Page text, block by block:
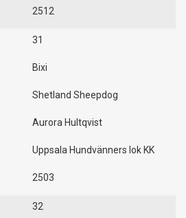
2512
31
Bixi
Shetland Sheepdog
Aurora Hultqvist
Uppsala Hundvänners lok KK
2503
32